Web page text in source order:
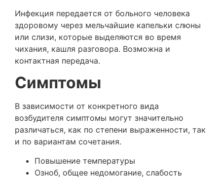
Инфекция передается от больного человека
здоровому через мельчайшие капельки слюны
или слизи, которые выделяются во время
чихания, кашля разговора. Возможна и
контактная передача.
Симптомы
В зависимости от конкретного вида
возбудителя симптомы могут значительно
различаться, как по степени выраженности, так
и по вариантам сочетания.
Повышение температуры
Озноб, общее недомогание, слабость